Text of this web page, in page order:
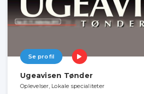
Se profil
Ugeavisen Tønder
Oplevelser, Lokale specialiteter